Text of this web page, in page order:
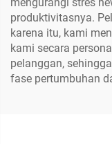
produktivitasnya.
karena itu, kami
kami secara
pelanggan,
fase pertumbuhan